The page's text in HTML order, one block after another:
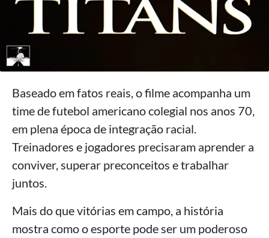
Baseado em fatos reais, o filme acompanha um
time de futebol americano colegial nos anos 70,
em plena época de integração racial.
Treinadores e jogadores precisaram aprender a
conviver, superar preconceitos e trabalhar
juntos.
Mais do que vitórias em campo, a história
mostra como o esporte pode ser um poderoso